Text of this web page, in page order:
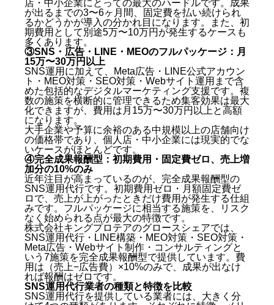
店・中小企業にとっての最大のハードルです。成果
が出るまでの3〜6ヶ月間、固定費を払い続けられ
るかどうかが導入の分かれ目になります。また、初
期費用として別途5万〜10万円が発生するケースも
多くあります。
③SNS・広告・LINE・MEOのフルパッケージ：月
15万〜30万円以上
SNS運用に加えて、Meta広告・LINE公式アカウン
ト・MEO対策・SEO対策・Webサイト運用まで含
めた包括的なデジタルマーケティング支援です。複
数の施策を横断的に管理できるため集客効果は最大
化できますが、費用は月15万〜30万円以上と高額
になります。
大手企業や予算に余裕のある中規模以上の店舗向け
の価格帯であり、個人店・中小企業には現実的でな
いケースがほとんどです。
④完全成果報酬型：初期費用・固定費ゼロ、売上増
加分の10%のみ
近年注目が高まっているのが、完全成果報酬型の
SNS運用代行です。初期費用ゼロ・月額固定費ゼ
ロで、売上が上がったときだけ費用が発生する仕組
みです。フルパッケージに相当する施策を、リスク
なく始められる点が最大の特徴です。
株式会社キングプロテアのグロースシェアでは、
SNS運用代行・LINE構築・MEO対策・SEO対策・
Meta広告・Webサイト制作・コンサルティングと
いう7施策を完全成果報酬型で提供しています。費
用は（売上−広告費）×10%のみで、成果が出なけ
れば報酬はゼロです。
SNS運用代行業者の種類と特徴を比較
SNS運用代行を提供している業者には、大きく分